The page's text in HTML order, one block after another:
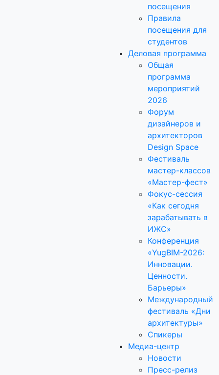
посещения
Правила
посещения для
студентов
Деловая программа
Общая
программа
мероприятий
2026
Форум
дизайнеров и
архитекторов
Design Space
Фестиваль
мастер-классов
«Мастер-фест»
Фокус-сессия
«Как сегодня
зарабатывать в
ИЖС»
Конференция
«YugBIM-2026:
Инновации.
Ценности.
Барьеры»
Международный
фестиваль «Дни
архитектуры»
Спикеры
Медиа-центр
Новости
Пресс-релиз